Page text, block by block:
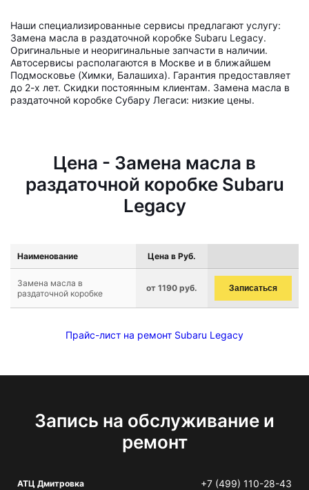
Наши специализированные сервисы предлагают услугу:
Замена масла в раздаточной коробке Subaru Legacy.
Оригинальные и неоригинальные запчасти в наличии.
Автосервисы располагаются в Москве и в ближайшем
Подмосковье (Химки, Балашиха). Гарантия предоставляет
до 2-х лет. Скидки постоянным клиентам. Замена масла в
раздаточной коробке Субару Легаси: низкие цены.
Цена - Замена масла в
раздаточной коробке Subaru
Legacy
Наименование Цена в Руб.
Замена масла в
раздаточной коробке
от 1190 руб. Записаться
Прайс-лист на ремонт Subaru Legacy
Запись на обслуживание и
ремонт
АТЦ Дмитровка +7 (499) 110-28-43